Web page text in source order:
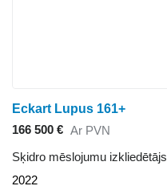
Eckart Lupus 161+
166 500 € Ar PVN
Sķidro mēslojumu izkliedētājs
2022